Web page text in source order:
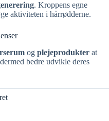
. Kroppens egne
aktiviteten i hårrødderne.
og plejeprodukter at
bedre udvikle deres